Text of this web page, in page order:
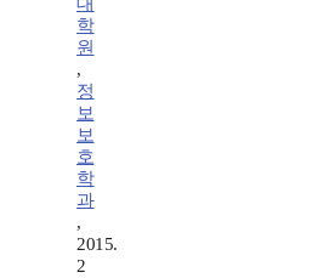
대
학
원
,
정
보
보
호
학
과
,
2015.
2